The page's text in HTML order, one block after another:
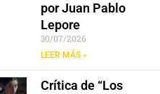
por Juan Pablo
Lepore
30/07/2026
LEER MÁS »
Crítica de “Los